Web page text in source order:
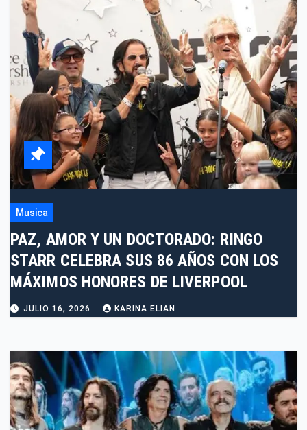
Musica
PAZ, AMOR Y UN DOCTORADO: RINGO
STARR CELEBRA SUS 86 AÑOS CON LOS
MÁXIMOS HONORES DE LIVERPOOL
JULIO 16, 2026 KARINA ELIAN